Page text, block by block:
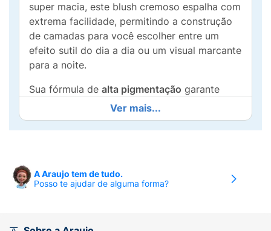
super macia, este blush cremoso espalha com
extrema facilidade, permitindo a construção
de camadas para você escolher entre um
efeito sutil do dia a dia ou um visual marcante
para a noite.
Sua fórmula de alta pigmentação garante
excelente fixação e longa duração na pele,
sem deixar um aspecto pesado ou oleoso. O
grande diferencial está em seu acabamento
jovial e sofisticado que amamos.
Ver mais...
A Araujo tem de tudo.
Posso te ajudar de alguma forma?